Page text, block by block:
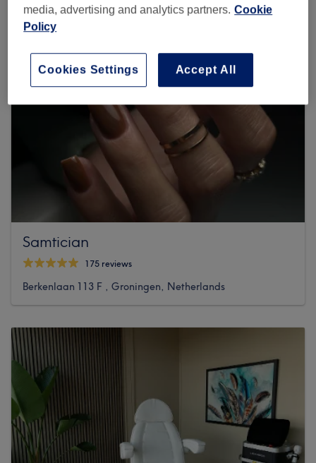
Samtician
175 reviews
Berkenlaan 113 F , Groningen, Netherlands
media, advertising and analytics partners. Cookie
Policy
Accept All
Cookies Settings